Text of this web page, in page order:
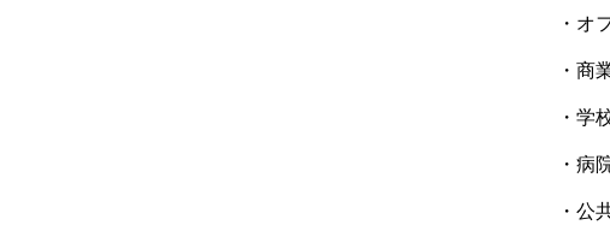
・オ
・商
・学
・病
・公